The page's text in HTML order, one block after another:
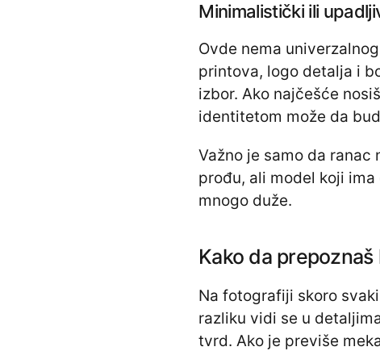
Minimalistički ili
Ovde nema
printova, logo detalja i
izbor. Ako najčešće
identitetom može da
Važno je samo da
prođu, ali model koji
mnogo duže.
Kako da
Na fotografiji skoro
razliku vidi se u
tvrd. Ako je previše